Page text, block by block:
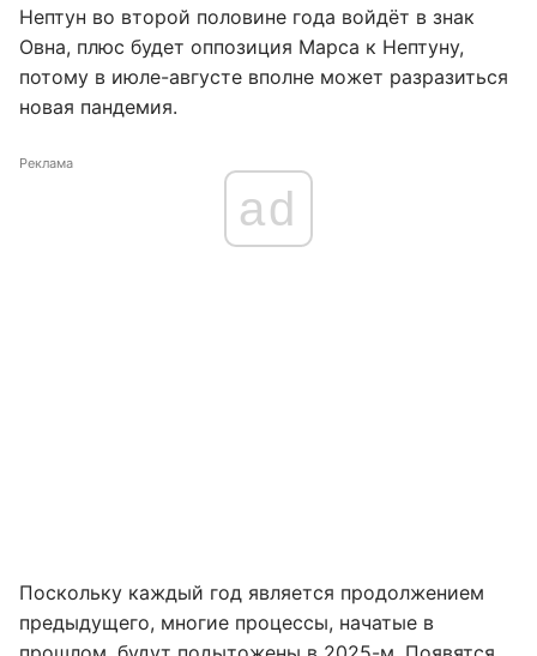
Нептун во второй половине года войдёт в знак
Овна, плюс будет оппозиция Марса к Нептуну,
потому в июле-августе вполне может разразиться
новая пандемия.
Реклама
ad
Поскольку каждый год является продолжением
предыдущего, многие процессы, начатые в